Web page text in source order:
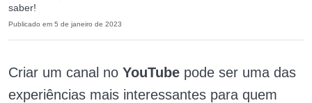
saber!
Publicado em 5 de janeiro de 2023
Criar um canal no YouTube pode ser uma das
experiências mais interessantes para quem